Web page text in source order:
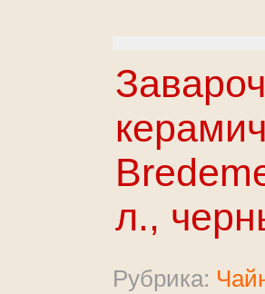
л.,
Рубрика: